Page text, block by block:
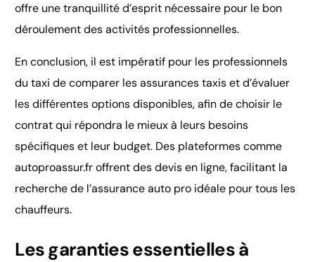
offre une tranquillité d’esprit nécessaire pour le bon
déroulement des activités professionnelles.
En conclusion, il est impératif pour les professionnels
du taxi de comparer les assurances taxis et d’évaluer
les différentes options disponibles, afin de choisir le
contrat qui répondra le mieux à leurs besoins
spécifiques et leur budget. Des plateformes comme
autoproassur.fr offrent des devis en ligne, facilitant la
recherche de l’assurance auto pro idéale pour tous les
chauffeurs.
Les garanties essentielles à